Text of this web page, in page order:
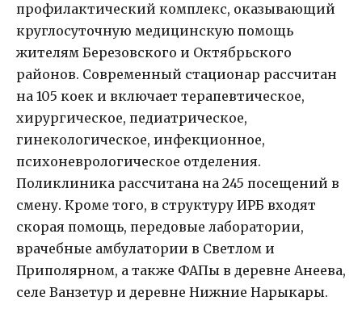
профилактический комплекс, оказывающий
круглосуточную медицинскую помощь
жителям Березовского и Октябрьского
районов. Современный стационар рассчитан
на 105 коек и включает терапевтическое,
хирургическое, педиатрическое,
гинекологическое, инфекционное,
психоневрологическое отделения.
Поликлиника рассчитана на 245 посещений в
смену. Кроме того, в структуру ИРБ входят
скорая помощь, передовые лаборатории,
врачебные амбулатории в Светлом и
Приполярном, а также ФАПы в деревне Анеева,
селе Ванзетур и деревне Нижние Нарыкары.